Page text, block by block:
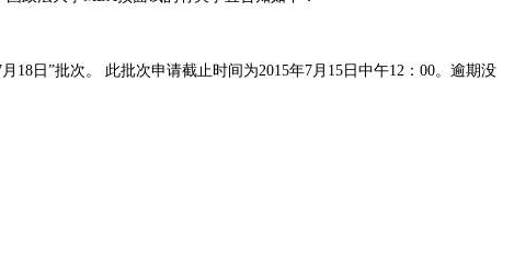
日”批次。 此批次申请截止时间为2015年7月15日中午12：00。逾期没